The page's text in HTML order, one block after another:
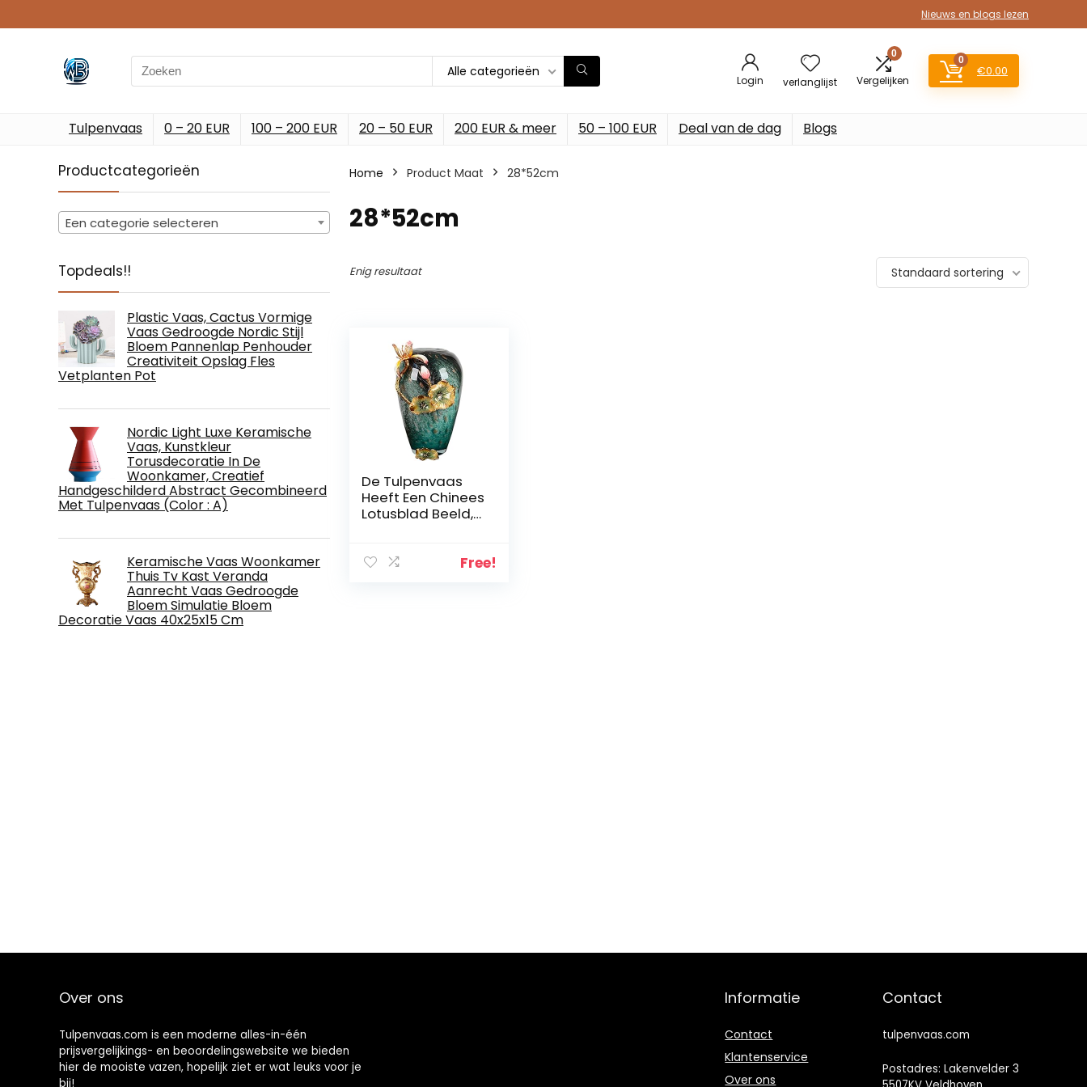
Nieuws en blogs lezen
Search
for:
Alle categorieën
Login verlanglijst
0
Vergelijken
0
€0.00
Tulpenvaas 0 – 20 EUR 100 – 200 EUR 20 – 50 EUR 200 EUR & meer 50 – 100 EUR Deal van de dag Blogs
Productcategorieën
Een categorie selecteren
Topdeals!!
Plastic Vaas, Cactus Vormige
Vaas Gedroogde Nordic Stijl
Bloem Pannenlap Penhouder
Creativiteit Opslag Fles
Vetplanten Pot
Nordic Light Luxe Keramische
Vaas, Kunstkleur
Torusdecoratie In De
Woonkamer, Creatief
Handgeschilderd Abstract Gecombineerd
Met Tulpenvaas (Color : A)
Keramische Vaas Woonkamer
Thuis Tv Kast Veranda
Aanrecht Vaas Gedroogde
Bloem Simulatie Bloem
Decoratie Vaas 40x25x15 Cm
Home Product Maat 28*52cm
28*52cm
Enig resultaat Standaard sortering
De Tulpenvaas
Heeft Een Chinees
Lotusblad Beeld,
Lood, Woonkamer
Free!
Over ons
Tulpenvaas.com is een moderne alles-in-één
prijsvergelijkings- en beoordelingswebsite we bieden
hier de mooiste vazen, hopelijk ziet er wat leuks voor je
bij!
Informatie
Contact
Klantenservice
Over ons
Contact
tulpenvaas.com
Postadres: Lakenvelder 3